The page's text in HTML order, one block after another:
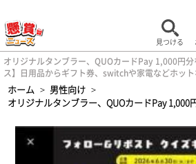
見つける
オリジナルタンブラー、QUOカードPay 1,000円
ス】日用品からギフト券、switchや家電などホッ
ホーム > 男性向け >
オリジナルタンブラー、QUOカードPay 1,000